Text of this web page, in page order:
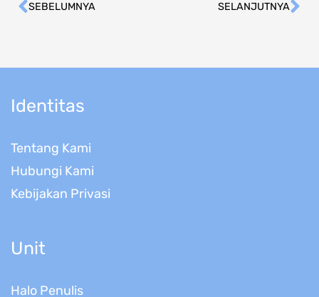
Prev
SEBELUMNYA SELANJUTNYA
Identitas
Tentang Kami
Hubungi Kami
Kebijakan Privasi
Unit
Halo Penulis